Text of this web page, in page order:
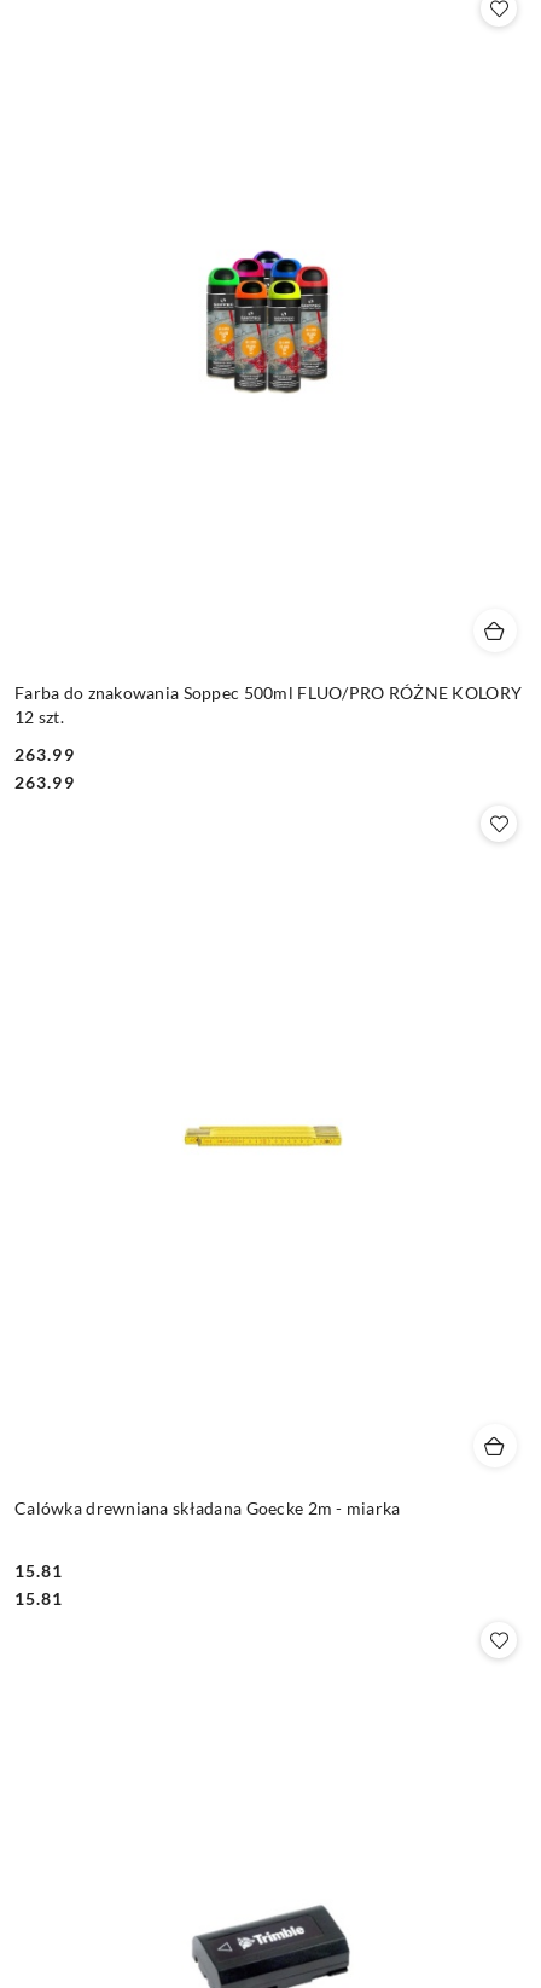
Farba do znakowania Soppec 500ml FLUO/PRO RÓŻNE KOLORY
12 szt.
Cena:
263.99
Cena:
263.99
Calówka drewniana składana Goecke 2m - miarka
Cena:
15.81
Cena:
15.81